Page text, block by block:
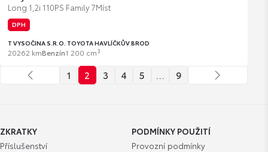
Long 1,2i 110PS Family 7Míst
DPH
T VYSOČINA S.R.O. TOYOTA HAVLÍČKŮV BROD
20262 kmBenzín1 200 cm3
1 2 3 4 5 … 9
ZKRATKY
Příslušenství
PODMÍNKY POUŽITÍ
Provozní podmínky